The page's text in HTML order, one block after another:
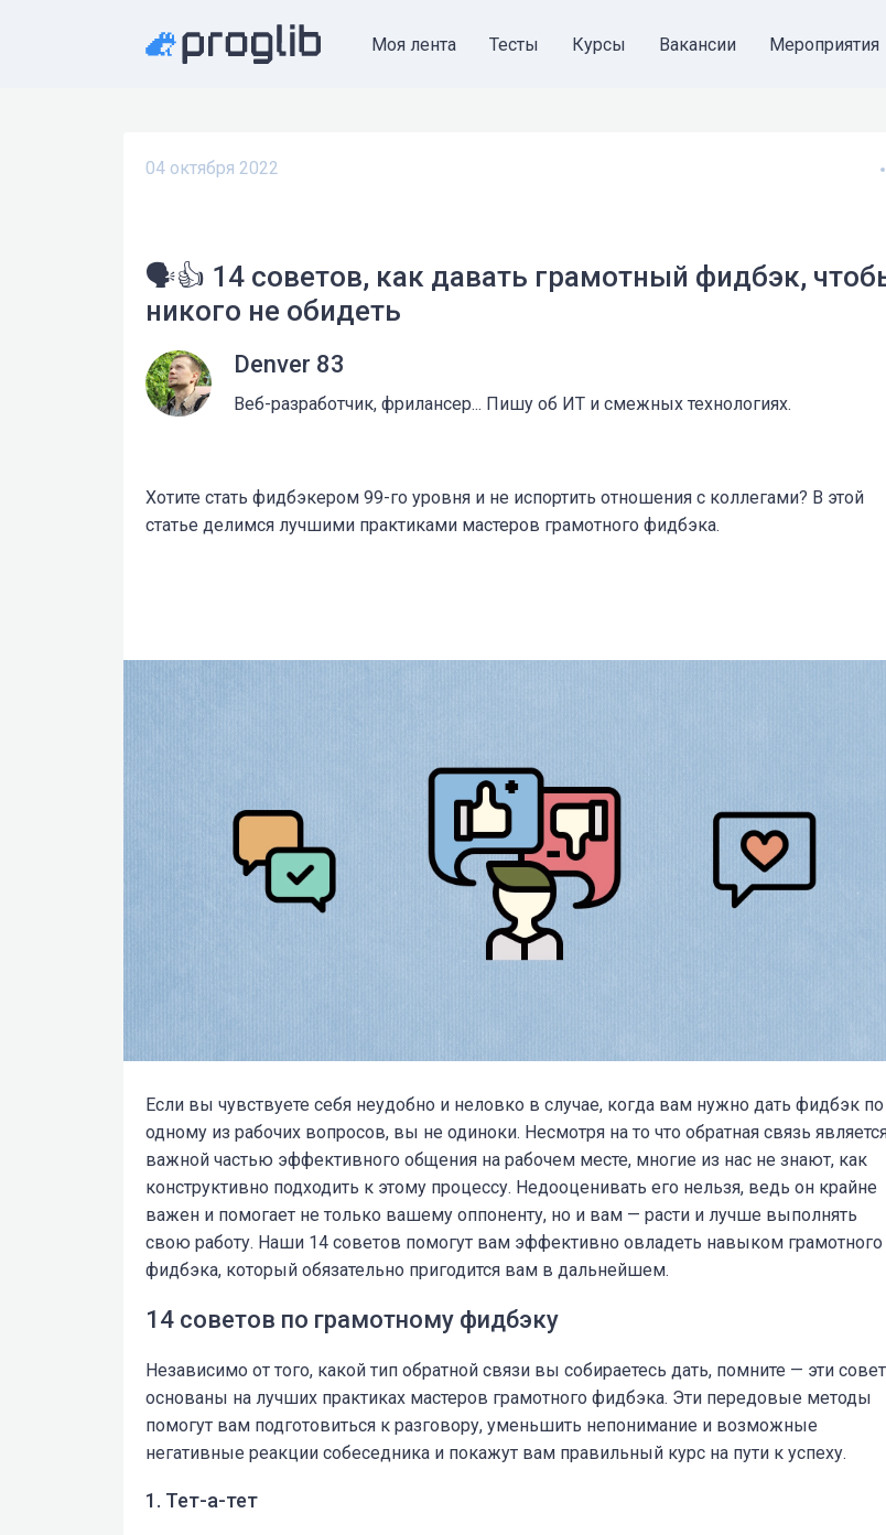
Моя лента Тесты Курсы Вакансии Мероприятия
04 октября 2022
🗣️👍 14 советов, как давать грамотный фидбэк,
никого не обидеть
Denver 83
Веб-разработчик, фрилансер... Пишу об ИТ и смежных технологиях.
Хотите стать фидбэкером 99-го уровня и не испортить отношения с коллегами? В этой
статье делимся лучшими практиками мастеров грамотного фидбэка.
Если вы чувствуете себя неудобно и неловко в случае, когда вам нужно дать фидбэк по
одному из рабочих вопросов, вы не одиноки. Несмотря на то что обратная связь
важной частью эффективного общения на рабочем месте, многие из нас не знают, как
конструктивно подходить к этому процессу. Недооценивать его нельзя, ведь он крайне
важен и помогает не только вашему оппоненту, но и вам — расти и лучше выполнять
свою работу. Наши 14 советов помогут вам эффективно овладеть навыком грамотного
фидбэка, который обязательно пригодится вам в дальнейшем.
14 советов по грамотному фидбэку
Независимо от того, какой тип обратной связи вы собираетесь дать, помните — эти
основаны на лучших практиках мастеров грамотного фидбэка. Эти передовые методы
помогут вам подготовиться к разговору, уменьшить непонимание и возможные
негативные реакции собеседника и покажут вам правильный курс на пути к успеху.
1. Тет-а-тет